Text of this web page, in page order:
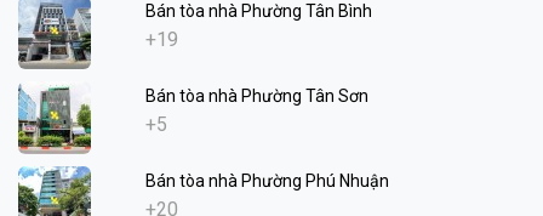
Bán tòa nhà Phường Tân Bình
+19
Bán tòa nhà Phường Tân Sơn
+5
Bán tòa nhà Phường Phú Nhuận
+20